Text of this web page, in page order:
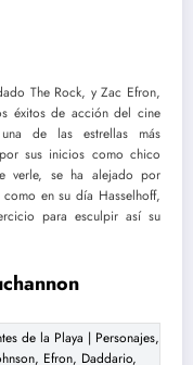
The Rock, y Zac Efron,
éxitos de acción del cine
de las estrellas más
sus inicios como chico
verle, se ha alejado por
en su día Hasselhoff,
para esculpir así su